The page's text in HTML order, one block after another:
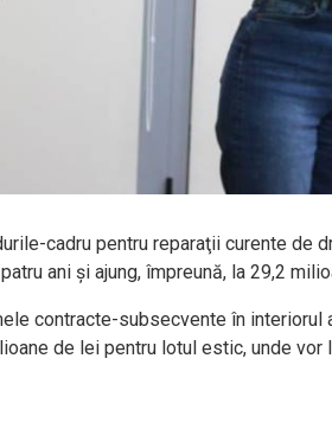
cadru pentru reparaţii curente
ani şi ajung, împreună, la 29,2
contracte-subsecvente în
de lei pentru lotul estic, unde